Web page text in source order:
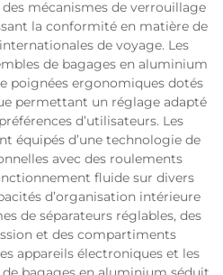
mécanismes de verrouillage
la conformité en matière de
de voyage. Les
de bagages en aluminium
poignées ergonomiques dotés
permettant un réglage adapté
d’utilisateurs. Les
équipés d’une technologie de
avec des roulements
fluide sur divers
d’organisation intérieure
de séparateurs réglables, des
et des compartiments
appareils électroniques et les